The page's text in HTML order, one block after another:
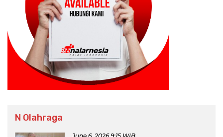
N Olahraga